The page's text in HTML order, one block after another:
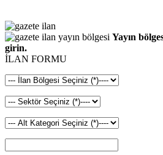
Yayın
girin.
İLAN FORMU